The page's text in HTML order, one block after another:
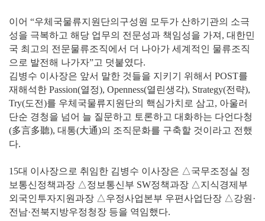
이어 “우체국물류지원단의구성원 모두가 산하기관의 소극
성을 극복하고 해당 업무의 전문성과 책임성을 가져, 대한민
국 최고의 전문물류조직에서 더 나아가 세계적인 물류조직
으로 발전해 나가자”고 덧붙였다.
김병수 이사장은 앞서 말한 것들을 지키기 위해서 POST를
재해석한 Passion(열정), Openness(열린생각), Strategy(전략),
Try(도전)를 우체국물류지원단의 핵심가치로 삼고, 아울러
단순 경청을 넘어 늘 질문하고 토론하고 대화하는 다언다청
(多言多聽), 대통(大通)의 조직문화를 구축할 것이라고 전했
다.
15대 이사장으로 취임한 김병수 이사장은 △국무조정실 정
보통신정책과장 △정보통신부 SW정책과장 △지식경제부
외국인투자지원과장 △우정사업본부 우편사업단장 △강원·
전남·전북지방우정청장 등을 역임했다.